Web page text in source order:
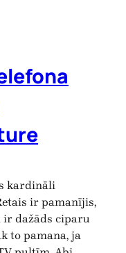
kardināli
ir pamanījis,
ir dažāds ciparu
to pamana, ja